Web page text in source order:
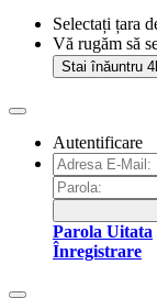
Selectați țara
Vă rugăm să
Stai înăuntru
Autentificare
Parola Uitata
Înregistrare